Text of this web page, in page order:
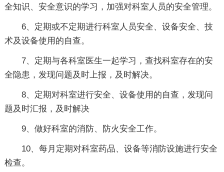
全知识、安全意识的学习，加强对科室人员的安全管理。
6、定期或不定期进行科室人员安全、设备安全、技
术及设备使用的自查。
7、定期与各科室医生一起学习，查找科室存在的安
全隐患，发现问题及时上报，及时解决。
8、定期对科室进行安全、设备使用的自查，发现问
题及时汇报，及时解决
9、做好科室的消防、防火安全工作。
10、每月定期对科室药品、设备等消防设施进行安全
检查。